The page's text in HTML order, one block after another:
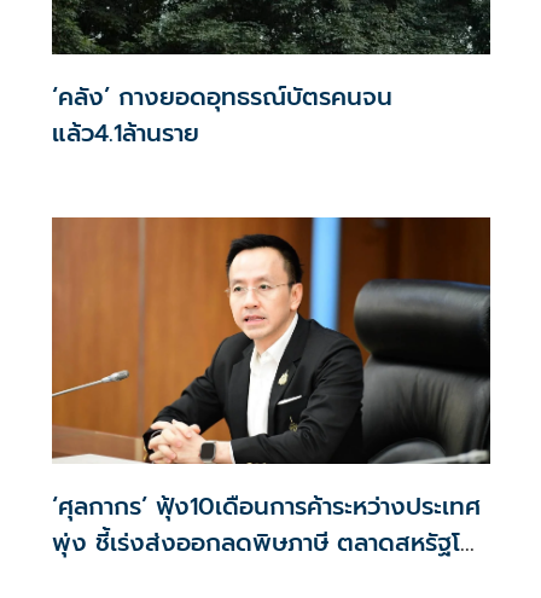
‘คลัง’ กางยอดอุทธรณ์บัตรคนจน
แล้ว4.1ล้านราย
‘ศุลกากร’ ฟุ้ง10เดือนการค้าระหว่างประเทศ
พุ่ง ชี้เร่งส่งออกลดพิษภาษี ตลาดสหรัฐโต